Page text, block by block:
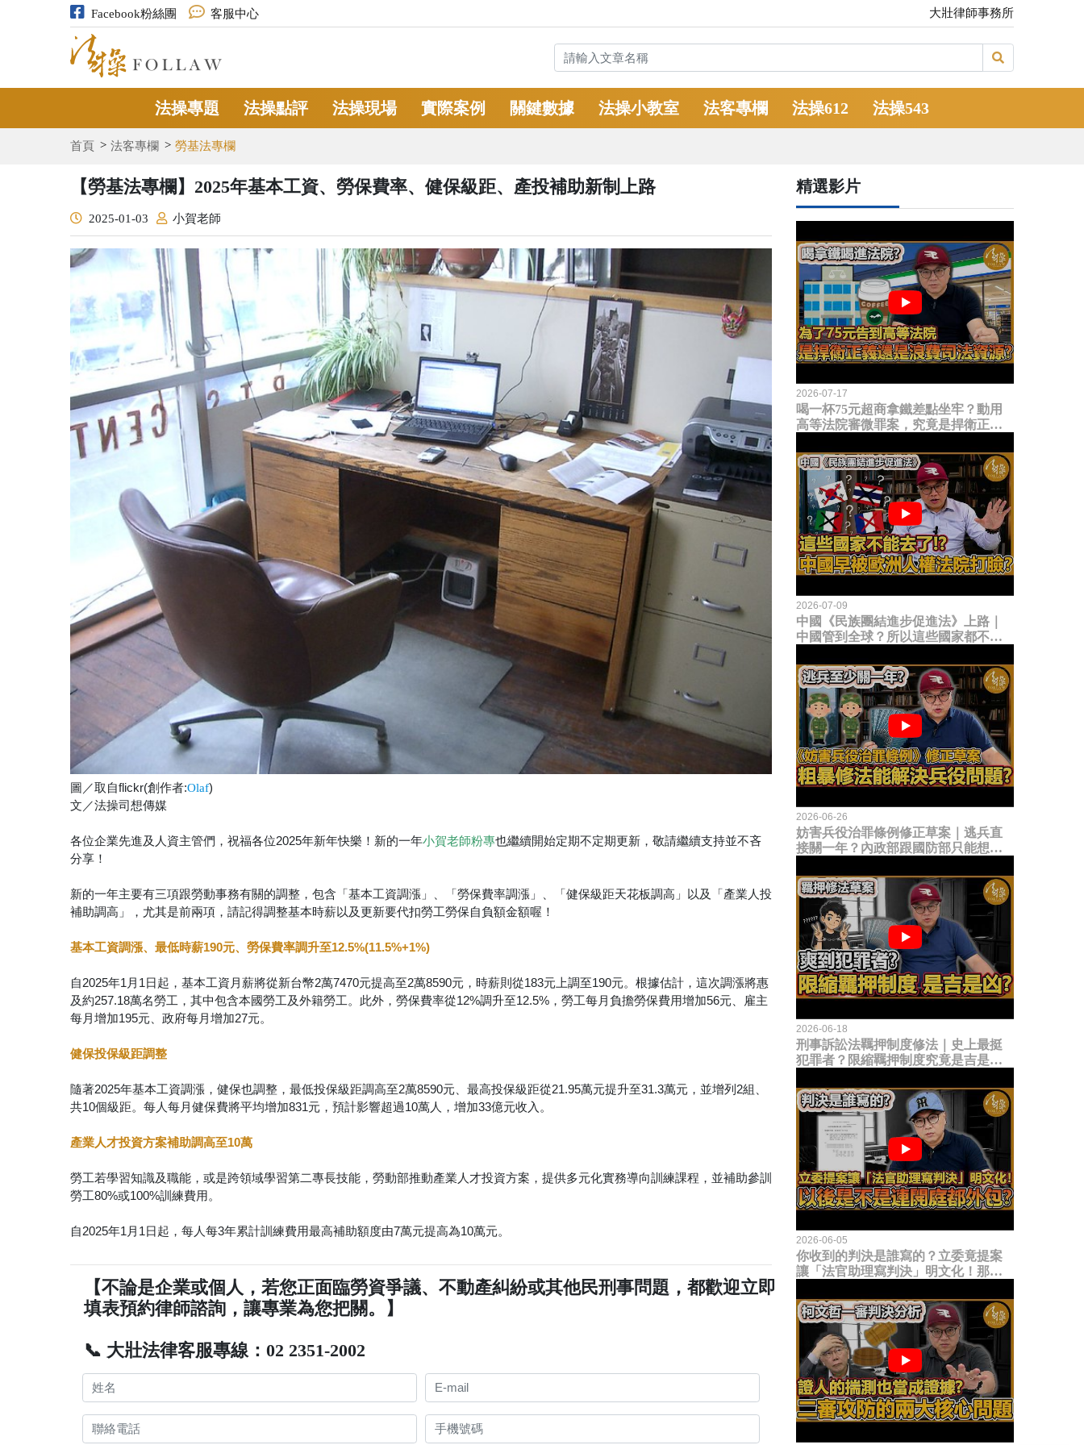
Facebook粉絲團 客服中心 大壯律師事務所
法操專題 法操點評 法操現場 實際案例 關鍵數據 法操小教室 法客專欄 法操612 法操543
首頁 法客專欄 勞基法專欄
【勞基法專欄】2025年基本工資、勞保費率、健保級距、產投補助新制上路
2025-01-03 小賀老師
圖／取自flickr(創作者:Olaf)
文／法操司想傳媒
各位企業先進及人資主管們，祝福各位2025年新年快樂！新的一年小賀老師粉專也繼續開始定期不定期更新，敬請繼續支持並不吝
分享！
新的一年主要有三項跟勞動事務有關的調整，包含「基本工資調漲」、「勞保費率調漲」、「健保級距天花板調高」以及「產業人投
補助調高」，尤其是前兩項，請記得調整基本時薪以及更新要代扣勞工勞保自負額金額喔！
基本工資調漲、最低時薪190元、勞保費率調升至12.5%(11.5%+1%)
自2025年1月1日起，基本工資月薪將從新台幣2萬7470元提高至2萬8590元，時薪則從183元上調至190元。根據估計，這次調漲將惠
及約257.18萬名勞工，其中包含本國勞工及外籍勞工。此外，勞保費率從12%調升至12.5%，勞工每月負擔勞保費用增加56元、雇主
每月增加195元、政府每月增加27元。
健保投保級距調整
隨著2025年基本工資調漲，健保也調整，最低投保級距調高至2萬8590元、最高投保級距從21.95萬元提升至31.3萬元，並增列2組、
共10個級距。每人每月健保費將平均增加831元，預計影響超過10萬人，增加33億元收入。
產業人才投資方案補助調高至10萬
勞工若學習知識及職能，或是跨領域學習第二專長技能，勞動部推動產業人才投資方案，提供多元化實務導向訓練課程，並補助參訓
勞工80%或100%訓練費用。
自2025年1月1日起，每人每3年累計訓練費用最高補助額度由7萬元提高為10萬元。
【不論是企業或個人，若您正面臨勞資爭議、不動產糾紛或其他民刑事問題，都歡迎立即
填表預約律師諮詢，讓專業為您把關。】
📞 大壯法律客服專線：02 2351-2002
精選影片
2026-07-17
喝一杯75元超商拿鐵差點坐牢？動用
高等法院審微罪案，究竟是捍衛正義
2026-07-09
中國《民族團結進步促進法》上路｜
中國管到全球？所以這些國家都不能
臉？
2026-06-26
妨害兵役治罪條例修正草案｜逃兵直
接關一年？內政部跟國防部只能想到
題？
2026-06-18
刑事訴訟法羈押制度修法｜史上最挺
犯罪者？限縮羈押制度究竟是吉是
2026-06-05
你收到的判決是誰寫的？立委竟提案
讓「法官助理寫判決」明文化！那以